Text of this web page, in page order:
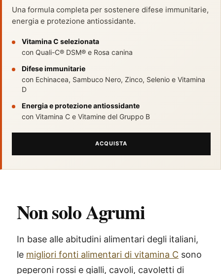
Una formula completa per sostenere difese immunitarie,
energia e protezione antiossidante.
Vitamina C selezionata
con Quali-C® DSM® e Rosa canina
Difese immunitarie
con Echinacea, Sambuco Nero, Zinco, Selenio e Vitamina
D
Energia e protezione antiossidante
con Vitamina C e Vitamine del Gruppo B
ACQUISTA
Non solo Agrumi
In base alle abitudini alimentari degli italiani,
le migliori fonti alimentari di vitamina C sono
peperoni rossi e gialli, cavoli, cavoletti di